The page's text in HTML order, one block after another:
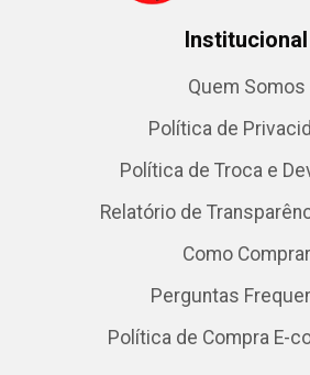
Institucional
Quem Somos
Política de
Política de Troca e
Relatório de
Como Comprar
Perguntas
Política de Compra E-